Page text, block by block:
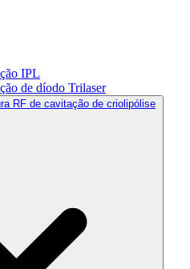
IPL
de díodo Trilaser
RF de cavitação de criolipólise